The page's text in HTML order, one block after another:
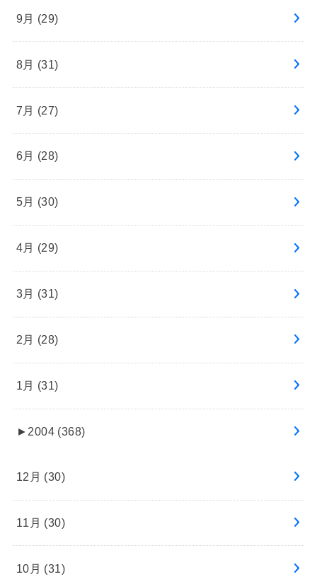
9月 (29)
8月 (31)
7月 (27)
6月 (28)
5月 (30)
4月 (29)
3月 (31)
2月 (28)
1月 (31)
► 2004 (368)
12月 (30)
11月 (30)
10月 (31)